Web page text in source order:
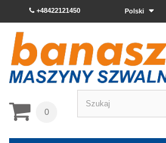
Polski
+48422121450
0